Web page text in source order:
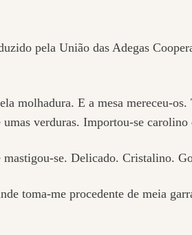
pela União das Adegas
molhadura. E a mesa mereceu-
umas verduras. Importou-se carolino
se. Delicado. Cristalino.
toma-me procedente de meia